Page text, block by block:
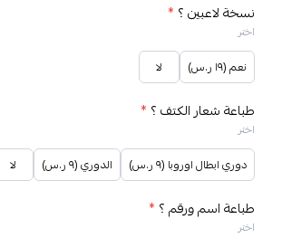
نسخة لاعبين ؟ *
اختر
نعم (١٩ ر.س) لا
طباعة شعار الكتف ؟ *
اختر
دوري ابطال اوروبا (٩ ر.س) الدوري (٩ ر.س) لا
طباعة اسم ورقم ؟ *
اختر